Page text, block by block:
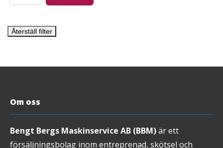
Återställ filter
Om oss
Bengt Bergs Maskinservice AB (BBM)är ett
försäljningsbolag inom entreprenad, skötsel och